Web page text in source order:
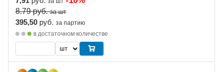
8.79руб. за шт
395,50 руб. за партию
в достаточном количестве